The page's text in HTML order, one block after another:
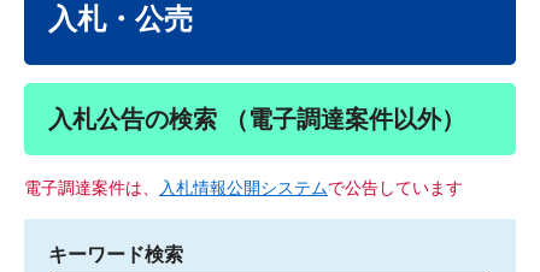
入札・公売
入札公告の検索 （電子調達案件以外）
電子調達案件は、 入札情報公開システムで公告しています
キーワード検索